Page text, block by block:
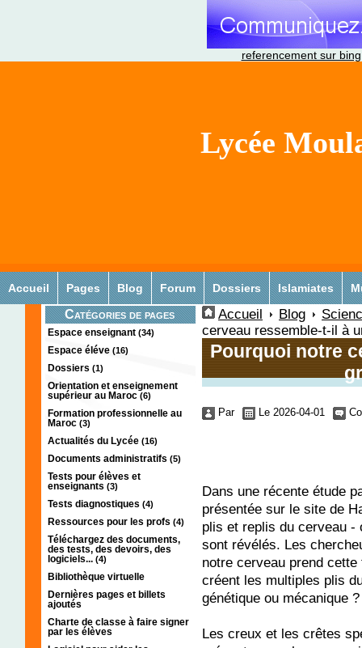
referencement sur bing
Lycée
Accueil Pages Blog Forum Dossiers Islamiates
Catégories de pages
Espace enseignant (34)
Espace éléve (16)
Dossiers (1)
Orientation et enseignement
supérieur au Maroc (6)
Formation professionnelle au
Maroc (3)
Actualités du Lycée (16)
Documents administratifs (5)
Tests pour élèves et
enseignants (3)
Tests diagnostiques (4)
Ressources pour les profs (4)
Téléchargez des documents,
des tests, des devoirs, des
logiciels... (4)
Bibliothèque virtuelle
Dernières pages et billets
ajoutés
Charte de classe à faire signer
par les élèves
Accueil Blog
cerveau ressemble-t-il à
Pourquoi notre
Par Le 2026-04-01
Dans une récente étude
présentée sur le site de
plis et replis du cerveau -
sont révélés. Les
notre cerveau prend
créent les multiples plis
génétique ou mécanique ?
Les creux et les crêtes